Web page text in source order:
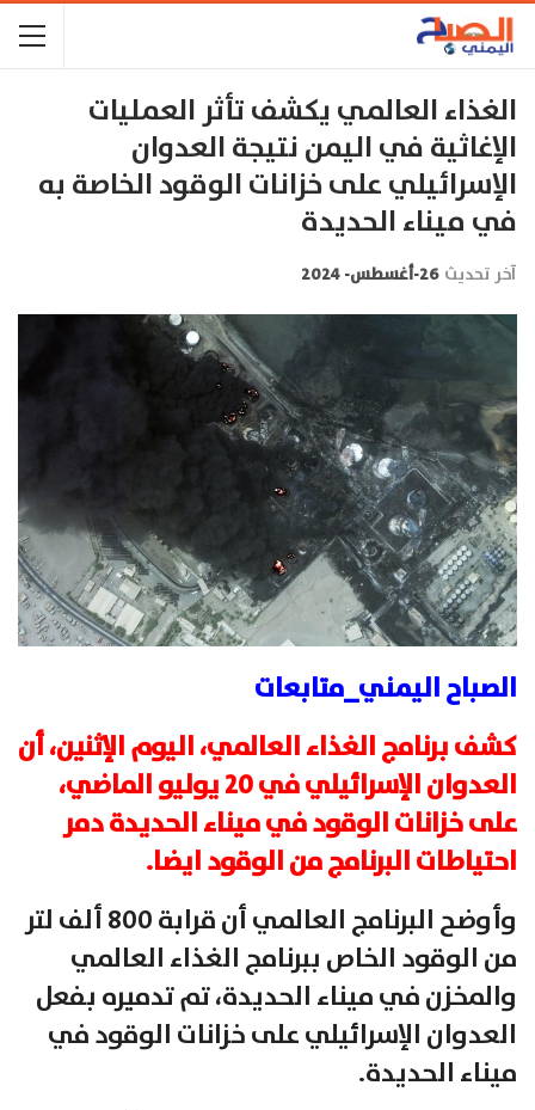
الغذاء العالمي يكشف تأثر العمليات
الإغاثية في اليمن نتيجة العدوان
الإسرائيلي على خزانات الوقود الخاصة به
في ميناء الحديدة
آخر تحديث 26-أغسطس- 2024
الصباح اليمني_متابعات
كشف برنامج الغذاء العالمي، اليوم الإثنين، أن
العدوان الإسرائيلي في 20 يوليو الماضي،
على خزانات الوقود في ميناء الحديدة دمر
احتياطات البرنامج من الوقود ايضا.
وأوضح البرنامج العالمي أن قرابة 800 ألف لتر
من الوقود الخاص ببرنامج الغذاء العالمي
والمخزن في ميناء الحديدة، تم تدميره بفعل
العدوان الإسرائيلي على خزانات الوقود في
ميناء الحديدة.